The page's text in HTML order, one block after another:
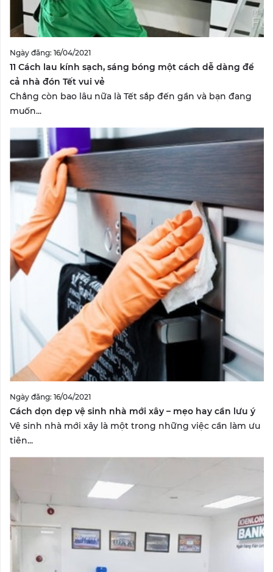
Ngày đăng: 16/04/2021
11 Cách lau kính sạch, sáng bóng một cách dễ dàng để
cả nhà đón Tết vui vẻ
Chẳng còn bao lâu nữa là Tết sắp đến gần và bạn đang
muốn...
Ngày đăng: 16/04/2021
Cách dọn dẹp vệ sinh nhà mới xây – mẹo hay cần lưu ý
Vệ sinh nhà mới xây là một trong những việc cần làm ưu
tiên...